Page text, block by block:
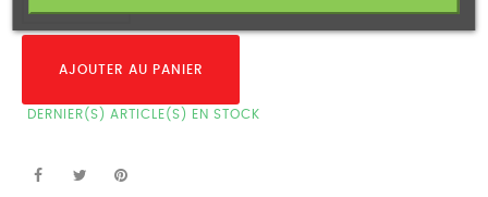
AJOUTER AU PANIER
DERNIER(S) ARTICLE(S) EN STOCK